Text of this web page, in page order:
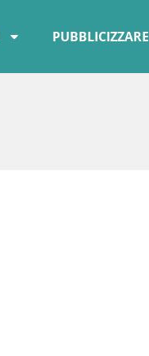
PUBBLICIZZARE